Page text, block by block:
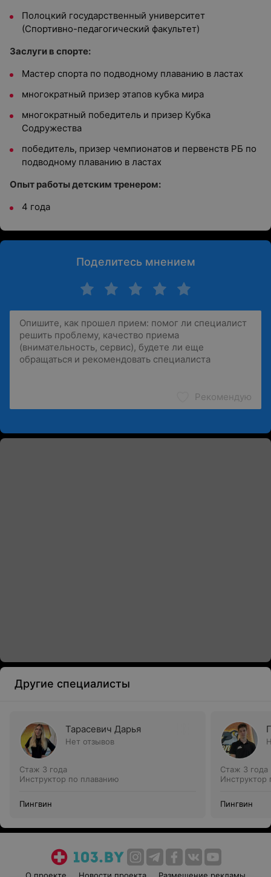
Полоцкий государственный университет
(Спортивно-педагогический факультет)
Заслуги в спорте:
Мастер спорта по подводному плаванию в ластах
многократный призер этапов кубка мира
многократный победитель и призер Кубка
Содружества
победитель, призер чемпионатов и первенств РБ по
подводному плаванию в ластах
Опыт работы детским тренером:
4 года
Поделитесь мнением
Рекомендую
Другие специалисты
Тарасевич Дарья
Нет отзывов
Стаж 3 года
Инструктор по плаванию
Пингвин
Стаж 3 года
Инструктор
Пингвин